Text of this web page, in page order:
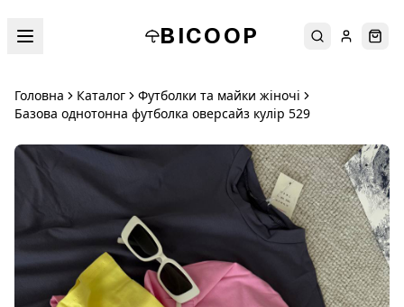
BICOOP ПошукУвійти
Головна Каталог
Футболки та майки жіночі
Базова однотонна футболка оверсайз кулір 529